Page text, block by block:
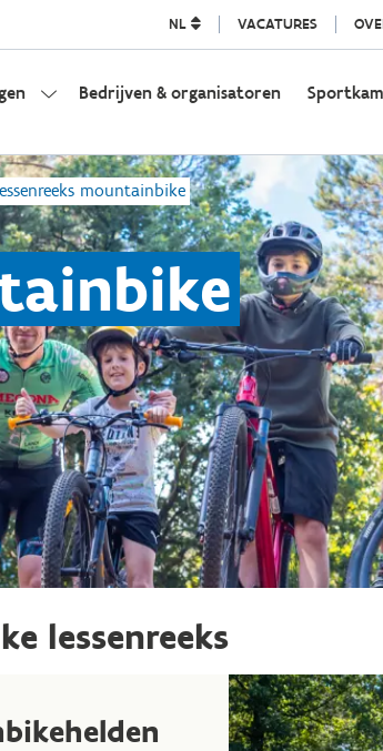
NL VACATURES
Bedrijven & organisatoren
mountainbike
lessenreeks